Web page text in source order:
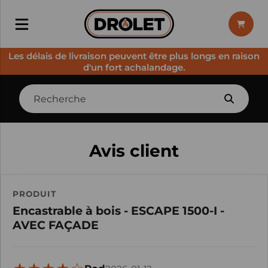
Les délais de livraison peuvent être plus longs en raison
d'un fort achalandage.
Avis client
PRODUIT
Encastrable à bois - ESCAPE 1500-I -
AVEC FAÇADE